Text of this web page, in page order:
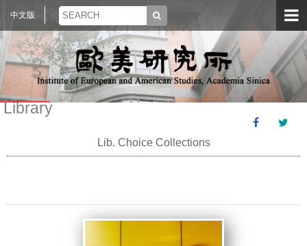
中文版
Library
Lib. Choice Collections